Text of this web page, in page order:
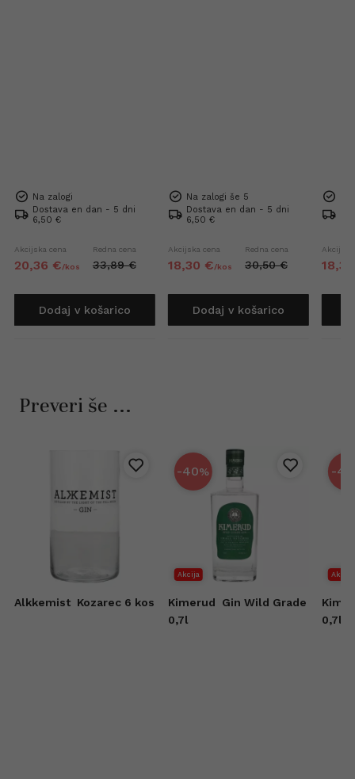
Na zalogi
Dostava en dan - 5 dni
6,50 €
Akcijska cena
20,36 €/kos
Redna cena
33,89 €
Dodaj v košarico
Na zalogi še 5
Dostava en dan - 5 dni
6,50 €
Akcijska cena
18,30 €/kos
Redna cena
30,50 €
Dodaj v košarico
Akcijska
18,30
Preveri še ...
Alkkemist Kozarec 6 kos
-40%
Akcija
Kimerud
Gin Wild Grade
0,7l
-40
Akcija
0,7l